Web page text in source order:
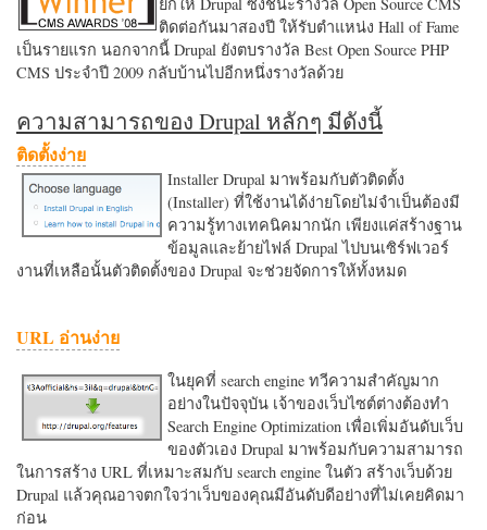
ติดต่อกันมาสองปี ให้รับตำแหน่ง Hall of Fame
เป็นรายแรก นอกจากนี้ Drupal ยังตบรางวัล Best Open Source PHP
CMS ประจำปี 2009 กลับบ้านไปอีกหนึ่งรางวัลด้วย
ความสามารถของ Drupal หลักๆ มีดังนี้
ติดตั้งง่าย
Installer Drupal มาพร้อมกับตัวติดตั้ง
(Installer) ที่ใช้งานได้ง่ายโดยไม่จำเป็นต้องมี
ความรู้ทางเทคนิคมากนัก เพียงแค่สร้างฐาน
ข้อมูลและย้ายไฟล์ Drupal ไปบนเซิร์ฟเวอร์
งานที่เหลือนั้นตัวติดตั้งของ Drupal จะช่วยจัดการให้ทั้งหมด
URL อ่านง่าย
ในยุคที่ search engine ทวีความสำคัญมาก
อย่างในปัจจุบัน เจ้าของเว็บไซต์ต่างต้องทำ
Search Engine Optimization เพื่อเพิ่มอันดับเว็บ
ของตัวเอง Drupal มาพร้อมกับความสามารถ
ในการสร้าง URL ที่เหมาะสมกับ search engine ในตัว สร้างเว็บด้วย
Drupal แล้วคุณอาจตกใจว่าเว็บของคุณมีอันดับดีอย่างที่ไม่เคยคิดมา
ก่อน